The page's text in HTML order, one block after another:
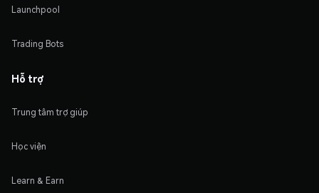
Launchpool
Trading Bots
Hỗ trợ
Trung tâm trợ giúp
Học viện
Learn & Earn